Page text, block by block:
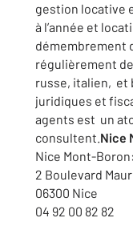
gestion locative
à l’année et
démembrement
régulièrement
russe, italien, et
juridiques et
agents est un
consultent.Nice
Nice Mont-Boron:
2 Boulevard
06300 Nice
04 92 00 82 82